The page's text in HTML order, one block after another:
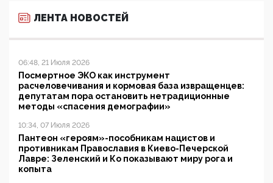
ЛЕНТА НОВОСТЕЙ
06:48, 21 Июля 2026
Посмертное ЭКО как инструмент
расчеловечивания и кормовая база извращенцев:
депутатам пора остановить нетрадиционные
методы «спасения демографии»
10:34, 07 Июля 2026
Пантеон «героям»-пособникам нацистов и
противникам Православия в Киево-Печерской
Лавре: Зеленский и Ко показывают миру рога и
копыта